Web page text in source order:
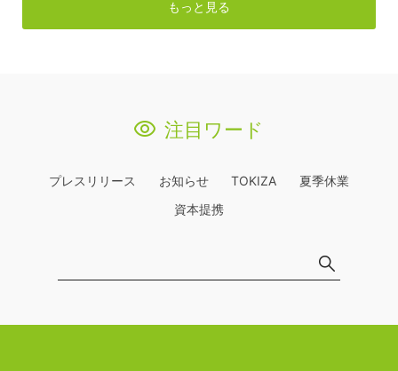
もっと見る
注目ワード
プレスリリース お知らせ TOKIZA
夏季休業
資本提携